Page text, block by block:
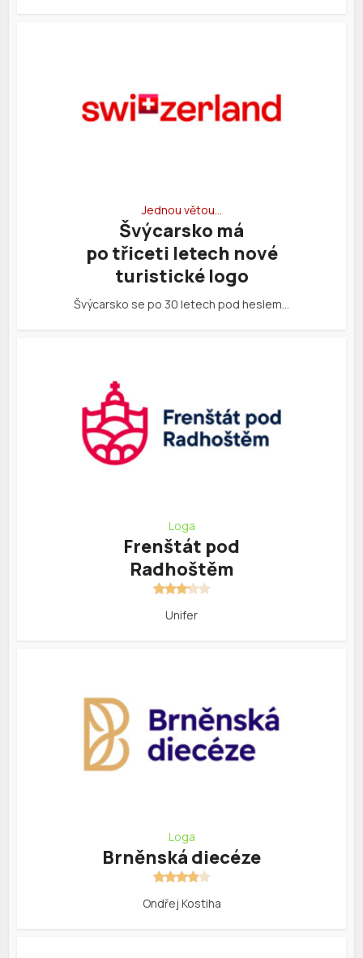
Jednou větou…
Švýcarsko má
po třiceti letech nové
turistické logo
Švýcarsko se po 30 letech pod heslem…
Loga
Frenštát pod
Radhoštěm
Unifer
Loga
Brněnská diecéze
Ondřej Kostiha